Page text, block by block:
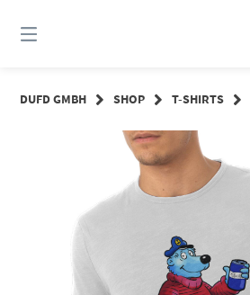
zum
Inhalt
DUFD GMBH SHOP T-SHIRTS